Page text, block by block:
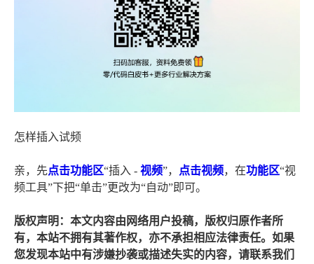
怎样插入试频
亲，先点击功能区“插入 - 视频”， 点击视频，在功能区“视
频工具”下把“单击”更改为“自动”即可。
版权声明：本文内容由网络用户投稿，版权归原作者所
有，本站不拥有其著作权，亦不承担相应法律责任。如果
您发现本站中有涉嫌抄袭或描述失实的内容，请联系我们